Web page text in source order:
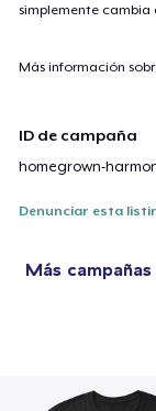
simplemente cambia
Más información
ID de campaña
homegrown-
Denunciar esta
Más